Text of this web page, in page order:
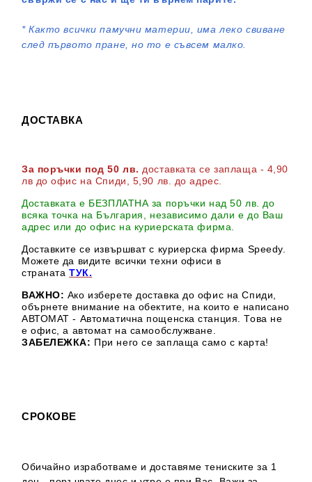
*Както всички памучни материи, има леко свиване
след първото пране, но то е съвсем малко.
ДОСТАВКА
За поръчки под 50 лв. доставката се заплаща - 4,90
лв до офис на Спиди
, 5,90 лв. до адрес
Доставката е БЕЗПЛАТНА за поръчки над 50 лв. до
всяка точка на България, независимо дали е до Ваш
адрес или до офис на куриерската фирма.
Доставките се извършват с куриерска фирма Speedy.
Можете да видите всички техни офиси в
страната ТУК.
ВАЖНО: Ако изберете доставка до офис на Спиди,
обърнете внимание на обектите, на които е написано
АВТОМАТ - Автоматична пощенска станция. Това не
е офис, а автомат на самообслужване.
ЗАБЕЛЕЖКА: При него се заплаща само с карта!
СРОКОВЕ
Обичайно изработваме и доставяме тениските за 1